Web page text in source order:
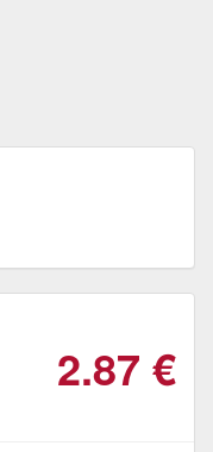
2.87 €